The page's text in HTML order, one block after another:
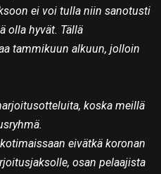
ei voi tulla niin sanotusti
olla hyvät. Tällä
tammikuun alkuun, jolloin
koska meillä
eivätkä koronan
osan pelaajista